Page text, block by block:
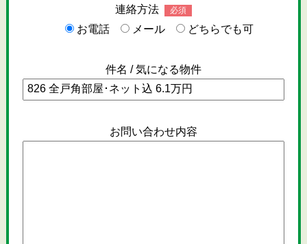
連絡方法 必須
お電話 メール どちらでも可
件名 / 気になる物件
お問い合わせ内容